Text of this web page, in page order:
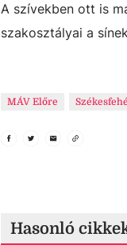
A szívekben ott is
szakosztályai a
MÁV Előre
Hasonló